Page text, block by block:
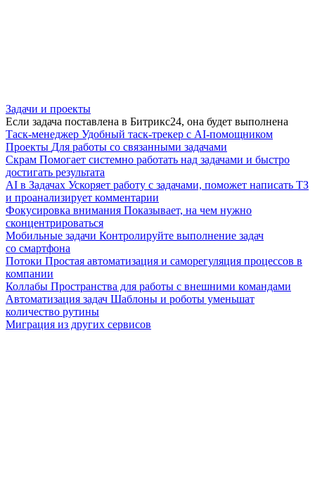
Задачи и проекты
Если задача поставлена в Битрикс24, она будет выполнена
Таск-менеджер Удобный таск-трекер с AI-помощником
Проекты Для работы со связанными задачами
Скрам Помогает системно работать над задачами и быстро
достигать результата
AI в Задачах Ускоряет работу с задачами, поможет написать ТЗ
и проанализирует комментарии
Фокусировка внимания Показывает, на чем нужно
сконцентрироваться
Мобильные задачи Контролируйте выполнение задач
со смартфона
Потоки Простая автоматизация и саморегуляция процессов в
компании
Коллабы Пространства для работы с внешними командами
Автоматизация задач Шаблоны и роботы уменьшат
количество рутины
Миграция из других сервисов